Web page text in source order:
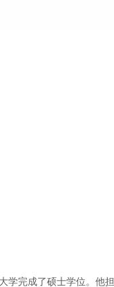
学完成了硕士学位。他担